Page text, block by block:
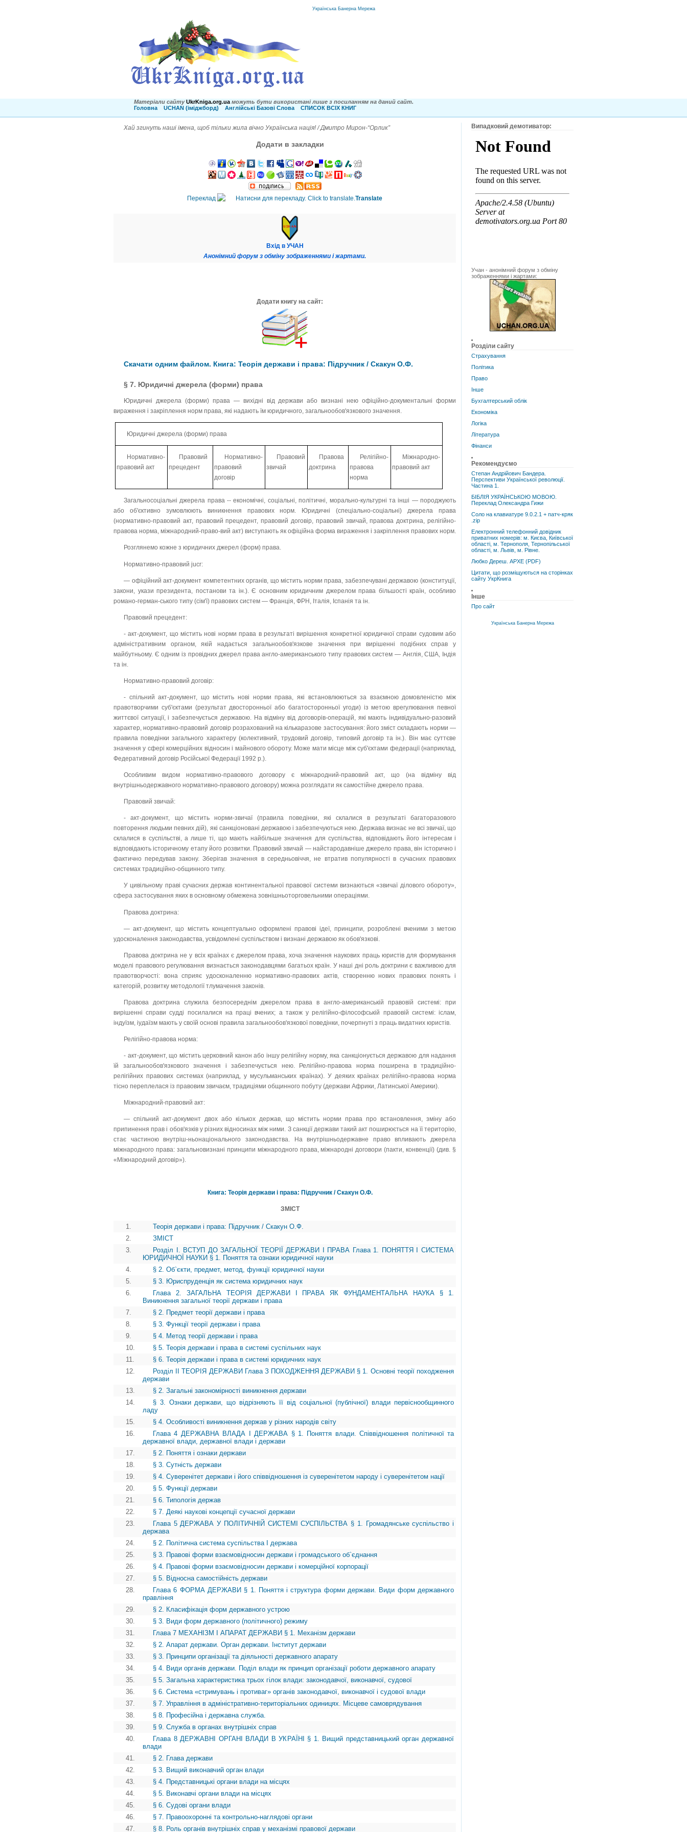
Українська Банерна Мережа
Матеріали сайту UkrKniga.org.ua можуть бути використані лише з посиланням на даний сайт.
Головна
UCHAN (іміджборд) Англійські Базові Слова СПИСОК ВСІХ КНИГ
Хай згинуть наші імена, щоб тільки жила вічно Українська нація! / Дмитро Мирон-“Орлик”
Додати в закладки
Переклад Translate
Вхід в УЧАН
Анонімний форум з обміну зображеннями і жартами.
Додати книгу на сайт:
Скачати одним файлом. Книга: Теорія держави і права: Підручник / Скакун О.Ф.
§ 7. Юридичні джерела (форми) права
Юридичні джерела (форми) права — вихідні від держави або визнані нею офіційно-документальні форми
вираження і закріплення норм права, які надають їм юридичного, загальнообов'язкового значення.
Юридичні джерела (форми) права
Нормативно-
правовий акт
Правовий
прецедент
Нормативно-
правовий
договір
Правовий
звичай
Правова
доктрина
Релігійно-
правова
норма
Міжнародно-
правовий акт
Загальносоціальні джерела права -- економічні, соціальні, політичні, морально-культурні та інші — породжують
або об'єктивно зумовлюють виникнення правових норм. Юридичні (спеціально-соціальні) джерела права
(нормативно-правовий акт, правовий прецедент, правовий договір, правовий звичай, правова доктрина, релігійно-
правова норма, міжнародний-право-вий акт) виступають як офіційна форма вираження і закріплення правових норм.
Розглянемо кожне з юридичних джерел (форм) права.
Нормативно-правовий jucr:
— офіційний акт-документ компетентних органів, що містить норми права, забезпечувані державою (конституції,
закони, укази президента, постанови та ін.). Є основним юридичним джерелом права більшості країн, особливо
романо-герман-ського типу (сім'ї) правових систем — Франція, ФРН, Італія, Іспанія та ін.
Правовий прецедент:
- акт-документ, що містить нові норми права в результаті вирішення конкретної юридичної справи судовим або
адміністративним органом, якій надається загальнообов'язкове значення при вирішенні подібних справ у
майбутньому. Є одним із провідних джерел права англо-американського типу правових систем — Англія, США, Індія
та ін.
Нормативно-правовий договір:
- спільний акт-документ, що містить нові норми права, які встановлюються за взаємною домовленістю між
правотворчими суб'єктами (результат двосторонньої або багатосторонньої угоди) із метою врегулювання певної
життєвої ситуації, і забезпечується державою. На відміну від договорів-операцій, які мають індивідуально-разовий
характер, нормативно-правовий договір розрахований на кількаразове застосування: його зміст складають норми —
правила поведінки загального характеру (колективний, трудовий договір, типовий договір та ін.). Він має суттєве
значення у сфері комерційних відносин і майнового обороту. Може мати місце між суб'єктами федерації (наприклад,
Федеративний договір Російської Федерації 1992 p.).
Особливим видом нормативно-правового договору є міжнародний-правовий акт, що (на відміну від
внутрішньодержавного нормативно-правового договору) можна розглядати як самостійне джерело права.
Правовий звичай:
- акт-документ, що містить норми-звичаї (правила поведінки, які склалися в результаті багаторазового
повторення людьми певних дій), які санкціоновані державою і забезпечуються нею. Держава визнає не всі звичаї, що
склалися в суспільстві, а лише ті, що мають найбільше значення для суспільства, відповідають його інтересам і
відповідають історичному етапу його розвитки. Правовий звичай — найстародавніше джерело права, він історично і
фактично передував закону. Зберігав значення в середньовіччя, не втратив популярності в сучасних правових
системах традиційно-общинного типу.
У цивільному праві сучасних держав континентальної правової системи визнаються «звичаї ділового обороту»,
сфера застосування яких в основному обмежена зовнішньоторговельними операціями.
Правова доктрина:
— акт-документ, що містить концептуально оформлені правові ідеї, принципи, розроблені вченими з метою
удосконалення законодавства, усвідомлені суспільством і визнані державою як обов'язкові.
Правова доктрина не у всіх країнах є джерелом права, хоча значення наукових праць юристів для формування
моделі правового регулювання визнається законодавцями багатьох країн. У наші дні роль доктрини є важливою для
правотворчості: вона сприяє удосконаленню нормативно-правових актів, створенню нових правових понять і
категорій, розвитку методології тлумачення законів.
Правова доктрина служила безпосереднім джерелом права в англо-американській правовій системі: при
вирішенні справи судді посилалися на праці вчених; а також у релігійно-філософській правовій системі: іслам,
індуїзм, іудаїзм мають у своїй основі правила загальнообов'язкової поведінки, почерпнуті з праць видатних юристів.
Релігійно-правова норма:
- акт-документ, що містить церковний канон або іншу релігійну норму, яка санкціонується державою для надання
їй загальнообов'язкового значення і забезпечується нею. Релігійно-правова норма поширена в традиційно-
релігійних правових системах (наприклад, у мусульманських країнах). У деяких країнах релігійно-правова норма
тісно переплелася із правовим звичаєм, традиціями общинного побуту (держави Африки, Латинської Америки).
Міжнародний-правовий акт:
— спільний акт-документ двох або кількох держав, що містить норми права про встановлення, зміну або
припинення прав і обов'язків у різних відносинах між ними. З санкції держави такий акт поширюється на її територію,
стає частиною внутріш-ньонаціонального законодавства. На внутрішньодержавне право впливають джерела
міжнародного права: загальновизнані принципи міжнародного права, міжнародні договори (пакти, конвенції) (див. §
«Міжнародний договір»).
Книга: Теорія держави і права: Підручник / Скакун О.Ф.
ЗМІСТ
1.
Теорія держави і права: Підручник / Скакун О.Ф.
2.
ЗМІСТ
3.
Розділ І. ВСТУП ДО ЗАГАЛЬНОЇ ТЕОРІЇ ДЕРЖАВИ І ПРАВА Глава 1. ПОНЯТТЯ І СИСТЕМА
ЮРИДИЧНОЇ НАУКИ § 1. Поняття та ознаки юридичної науки
4.
§ 2. Об`єкти, предмет, метод, функції юридичної науки
5.
§ 3. Юриспруденція як система юридичних наук
6.
Глава 2. ЗАГАЛЬНА ТЕОРІЯ ДЕРЖАВИ І ПРАВА ЯК ФУНДАМЕНТАЛЬНА НАУКА § 1.
Виникнення загальної теорії держави і права
7.
§ 2. Предмет теорії держави і права
8.
§ 3. Функції теорії держави і права
9.
§ 4. Метод теорії держави і права
10.
§ 5. Теорія держави і права в системі суспільних наук
11.
§ 6. Теорія держави і права в системі юридичних наук
12.
Розділ II ТЕОРІЯ ДЕРЖАВИ Глава З ПОХОДЖЕННЯ ДЕРЖАВИ § 1. Основні теорії походження
держави
13.
§ 2. Загальні закономірності виникнення держави
14.
§ 3. Ознаки держави, що відрізняють її від соціальної (публічної) влади первіснообщинного
ладу
15.
§ 4. Особливості виникнення держав у різних народів світу
16.
Глава 4 ДЕРЖАВНА ВЛАДА І ДЕРЖАВА § 1. Поняття влади. Співвідношення політичної та
державної влади, державної влади і держави
17.
§ 2. Поняття і ознаки держави
18.
§ 3. Сутність держави
19.
§ 4. Суверенітет держави і його співвідношення із суверенітетом народу і суверенітетом нації
20.
§ 5. Функції держави
21.
§ 6. Типологія держав
22.
§ 7. Деякі наукові концепції сучасної держави
23.
Глава 5 ДЕРЖАВА У ПОЛІТИЧНІЙ СИСТЕМІ СУСПІЛЬСТВА § 1. Громадянське суспільство і
держава
24.
§ 2. Політична система суспільства І держава
25.
§ 3. Правові форми взаємовідносин держави і громадського об`єднання
26.
§ 4. Правові форми взаємовідносин держави і комерційної корпорації
27.
§ 5. Відносна самостійність держави
28.
Глава 6 ФОРМА ДЕРЖАВИ § 1. Поняття і структура форми держави. Види форм державного
правління
29.
§ 2. Класифікація форм державного устрою
30.
§ 3. Види форм державного (політичного) режиму
31.
Глава 7 МЕХАНІЗМ І АПАРАТ ДЕРЖАВИ § 1. Механізм держави
32.
§ 2. Апарат держави. Орган держави. Інститут держави
33.
§ 3. Принципи організації та діяльності державного апарату
34.
§ 4. Види органів держави. Поділ влади як принцип організації роботи державного апарату
35.
§ 5. Загальна характеристика трьох гілок влади: законодавчої, виконавчої, судової
36.
§ 6. Система «стримувань і противаг» органів законодавчої, виконавчої і судової влади
37.
§ 7. Управління в адміністративно-територіальних одиницях. Місцеве самоврядування
38.
§ 8. Професійна і державна служба.
39.
§ 9. Служба в органах внутрішніх справ
40.
Глава 8 ДЕРЖАВНІ ОРГАНІ ВЛАДИ В УКРАЇНІ § 1. Вищий представницький орган державної
влади
41.
§ 2. Глава держави
42.
§ 3. Вищий виконавчий орган влади
43.
§ 4. Представницькі органи влади на місцях
44.
§ 5. Виконавчі органи влади на місцях
45.
§ 6. Судові органи влади
46.
§ 7. Правоохоронні та контрольно-наглядові органи
47.
§ 8. Роль органів внутрішніх справ у механізмі правової держави
Випадковий демотиватор:
Учан - анонімний форум з обміну
зображеннями і жартами:
Розділи сайту
Страхування
Політика
Право
Інше
Бухгалтерський облік
Економіка
Логіка
Література
Фінанси
Рекомендуємо
Степан Андрійович Бандера.
Перспективи Української революції.
Частина 1.
БІБЛІЯ УКРАЇНСЬКОЮ МОВОЮ.
Переклад Олександра Гижи
Соло на клавиатуре 9.0.2.1 + патч-кряк
.zip
Електронний телефонний довідник
приватних номерів: м. Києва, Київської
області, м. Тернополя, Тернопільської
області, м. Львів, м. Рівне.
Любко Дереш. АРХЕ (PDF)
Цитати, що розміщуються на сторінках
сайту УкрКнига
Інше
Про сайт
Українська Банерна Мережа